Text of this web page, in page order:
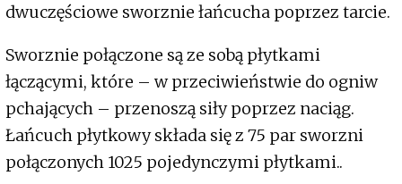
dwuczęściowe sworznie łańcucha poprzez tarcie.
Sworznie połączone są ze sobą płytkami
łączącymi, które – w przeciwieństwie do ogniw
pchających – przenoszą siły poprzez naciąg.
Łańcuch płytkowy składa się z 75 par sworzni
połączonych 1025 pojedynczymi płytkami..